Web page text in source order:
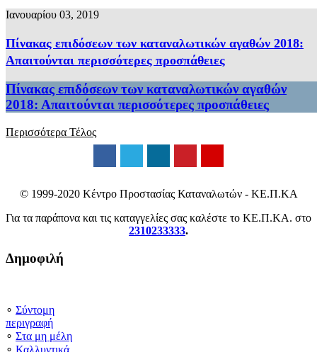
Ιανουαρίου 03, 2019
Πίνακας επιδόσεων των καταναλωτικών αγαθών 2018:
Απαιτούνται περισσότερες προσπάθειες
Πίνακας επιδόσεων των καταναλωτικών αγαθών
2018: Απαιτούνται περισσότερες προσπάθειες
Περισσότερα Τέλος
© 1999-2020 Κέντρο Προστασίας Καταναλωτών - ΚΕ.Π.ΚΑ
Για τα παράπονα και τις καταγγελίες σας καλέστε το ΚΕ.Π.ΚΑ. στο
2310233333.
Δημοφιλή
∘ Σύντομη
περιγραφή
∘ Στα μη μέλη